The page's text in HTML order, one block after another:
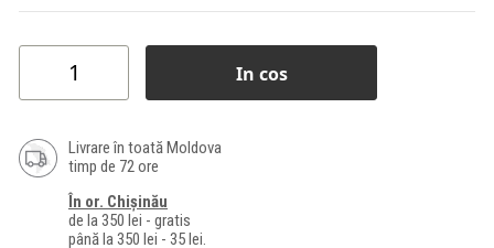
In cos
Livrare în toată Moldova
timp de 72 ore
În or. Chișinău
de la 350 lei - gratis
până la 350 lei - 35 lei.